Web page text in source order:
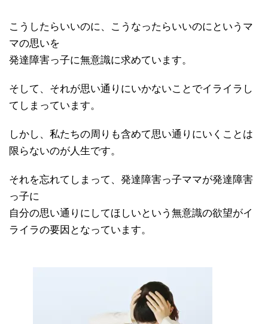
こうしたらいいのに、こうなったらいいのにというマ
マの思いを
発達障害っ子に無意識に求めています。
そして、それが思い通りにいかないことでイライラし
てしまっています。
しかし、私たちの周りも含めて思い通りにいくことは
限らないのが人生です。
それを忘れてしまって、発達障害っ子ママが発達障害
っ子に
自分の思い通りにしてほしいという無意識の欲望がイ
ライラの要因となっています。